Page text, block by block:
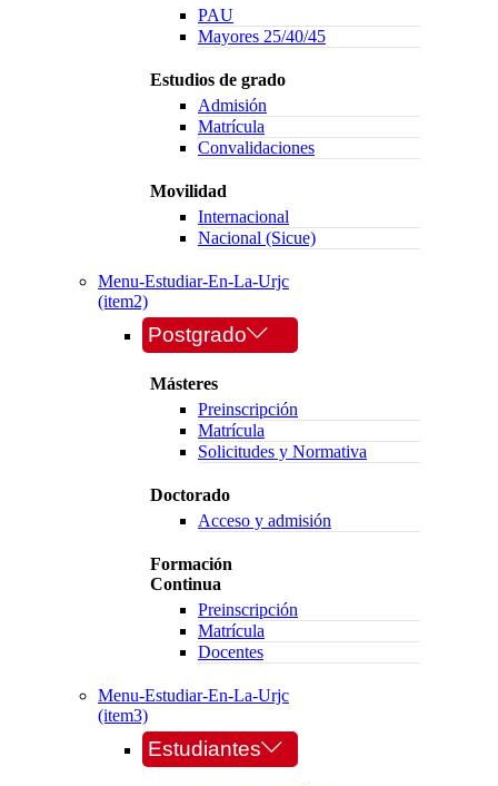
PAU
Mayores 25/40/45
Estudios de grado
Admisión
Matrícula
Convalidaciones
Movilidad
Internacional
Nacional (Sicue)
Menu-Estudiar-En-La-Urjc
(item2)
Postgrado
Másteres
Preinscripción
Matrícula
Solicitudes y Normativa
Doctorado
Acceso y admisión
Formación
Continua
Preinscripción
Matrícula
Docentes
Menu-Estudiar-En-La-Urjc
(item3)
Estudiantes